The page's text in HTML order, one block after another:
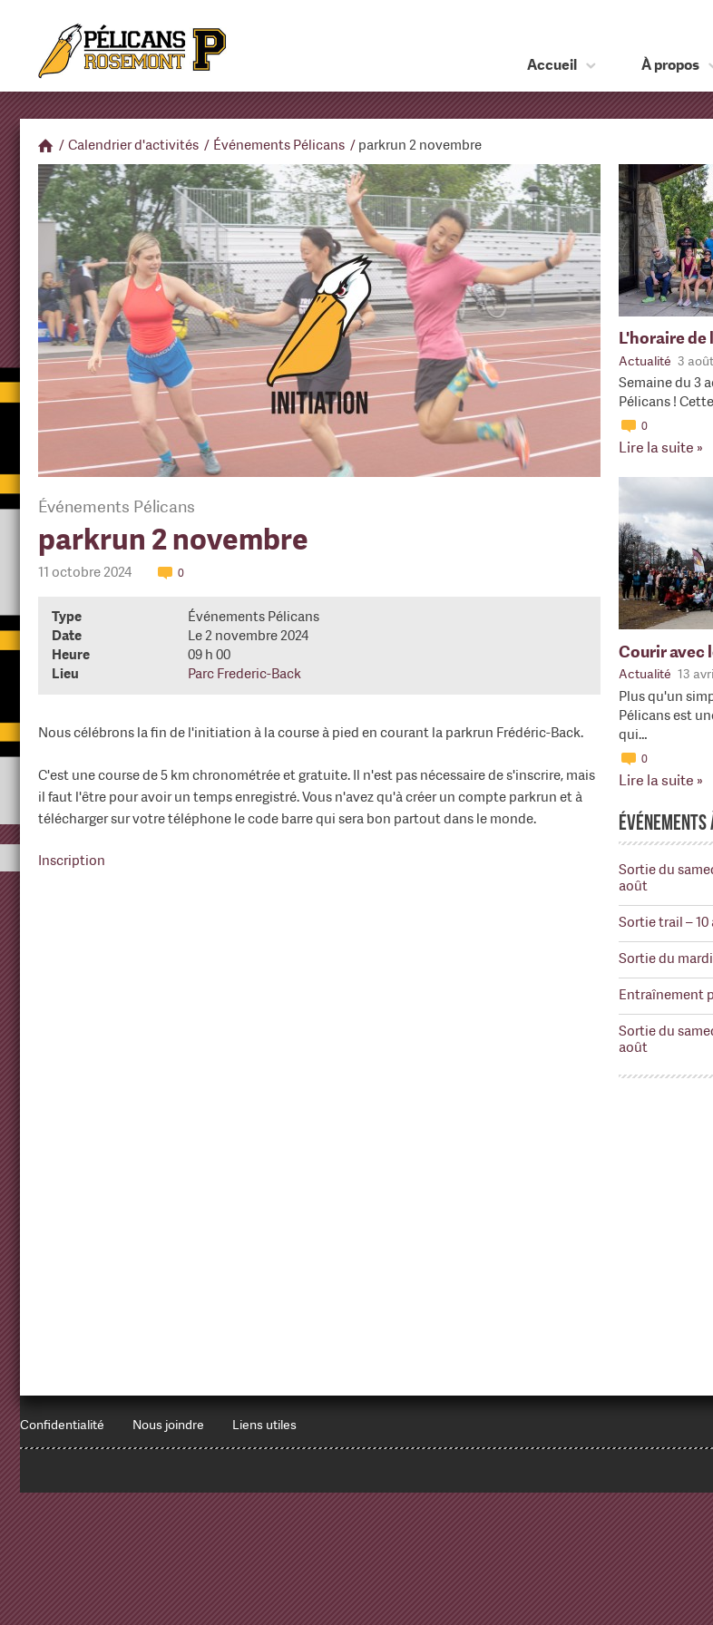
Accueil À propos
/ Calendrier d'activités / Événements Pélicans / parkrun 2 novembre
L'horaire de
Actualité 3
Semaine du 3
Pélicans !
0
Lire la suite »
Courir avec
Actualité 13
Plus qu'un
Pélicans est
qui…
0
Lire la suite »
Sortie du
août
Sortie trail –
Sortie du
Entraînement
Sortie du
août
Événements Pélicans
parkrun 2 novembre
11 octobre 2024 0
Type
Événements Pélicans
Date
Le 2 novembre 2024
Heure
09 h 00
Lieu
Parc Frederic-Back
Nous célébrons la fin de l'initiation à la course à pied en courant la parkrun Frédéric-Back.
C'est une course de 5 km chronométrée et gratuite. Il n'est pas nécessaire de s'inscrire, mais
il faut l'être pour avoir un temps enregistré. Vous n'avez qu'à créer un compte parkrun et à
télécharger sur votre téléphone le code barre qui sera bon partout dans le monde.
Inscription
Confidentialité Nous joindre Liens utiles